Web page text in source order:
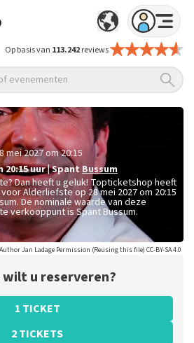
Op basis van 113.242reviews
evenementen
mei 2027 om 20:15
20:15uur|Spant Bussum
Dan heeft u geluk! Topticketshop heeft
Alderliefste op 28 mei 2027 om 20:15
De nominale waarde van deze
verkooppunt is Spant Bussum.
Jan Ladage Permission (Reusing this file) CC-BY-SA 4.0
u reserveren?
1 TICKET
2 TICKETS